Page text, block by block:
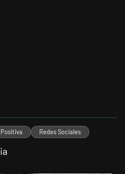
Redes Sociales